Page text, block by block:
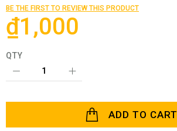
images
gallery
BE THE FIRST TO REVIEW THIS PRODUCT
₫1,000
QTY
ADD TO CART